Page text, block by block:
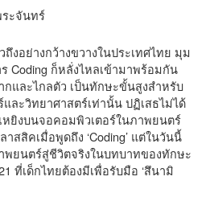
ะจันทร์
ถึงอย่างกว้างขวางในประเทศไทย มุม
Coding ก็หลั่งไหลเข้ามาพร้อมกัน
กและไกลตัว เป็นทักษะขั้นสูงสำหรับ
ละวิทยาศาสตร์เท่านั้น ปฏิเสธไม่ได้
ยิงบนจอคอมพิวเตอร์ในภาพยนตร์
สสิคเมื่อพูดถึง ‘Coding’ แต่ในวันนี้
พยนตร์สู่ชีวิตจริงในบทบาทของทักษะ
ที่เด็กไทยต้องมีเพื่อรับมือ ‘สึนามิ